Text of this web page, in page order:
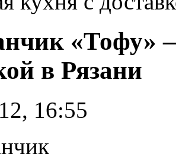
«Тофу»
в Рязани
16:55